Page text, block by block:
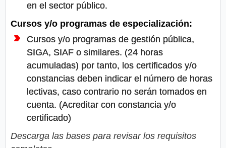
en el sector público.
Cursos y/o programas de especialización:
Cursos y/o programas de gestión pública,
SIGA, SIAF o similares. (24 horas
acumuladas) por tanto, los certificados y/o
constancias deben indicar el número de horas
lectivas, caso contrario no serán tomados en
cuenta. (Acreditar con constancia y/o
certificado)
Descarga las bases para revisar los requisitos